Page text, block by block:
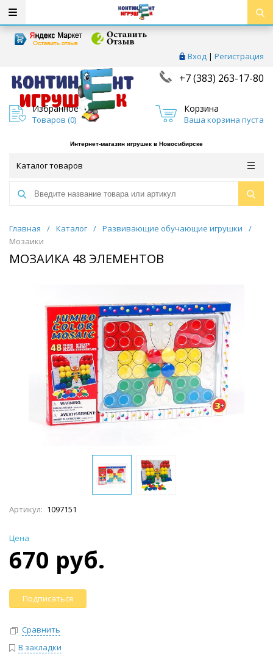
Вход | Регистрация
+7 (383) 263-17-80
Избранное
Товаров (0)
Корзина
Ваша корзина пуста
Интернет-магазин игрушек в Новосибирске
Каталог товаров
Главная / Каталог / Развивающие обучающие игрушки
/
Мозаики
МОЗАИКА 48 ЭЛЕМЕНТОВ
Артикул: 1097151
Цена
670 руб.
Подписаться
Сравнить
В закладки